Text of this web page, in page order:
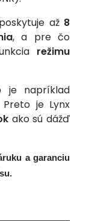
až8
, a pre čo
režimu
je napríklad
Preto je Lynx
ako sú dážď
a garanciu